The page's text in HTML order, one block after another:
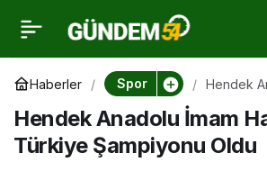
Haberler Spor
Hendek
Oldu
Hendek Anadolu İmam
Türkiye Şampiyonu Oldu
Hendek Anadolu İmam
Hatip Lisesi Türkiye
Şampiyonu Oldu